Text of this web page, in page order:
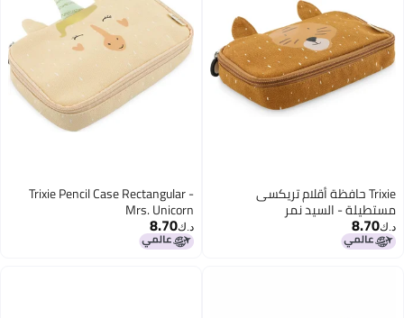
Trixie حافظة أقلام تريكسى
مستطيلة - السيد نمر
د.ك‏8.70
Trixie Pencil Case Rectangular -
Mrs. Unicorn
د.ك‏8.70